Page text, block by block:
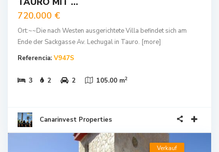
720.000 €
Ort:~~Die nach Westen ausgerichtete Villa befindet sich am
Ende der Sackgasse Av. Lechugal in Tauro. [more]
Referencia: V947S
3 2 2 105.00 m2
Canarinvest Properties
Verkauf